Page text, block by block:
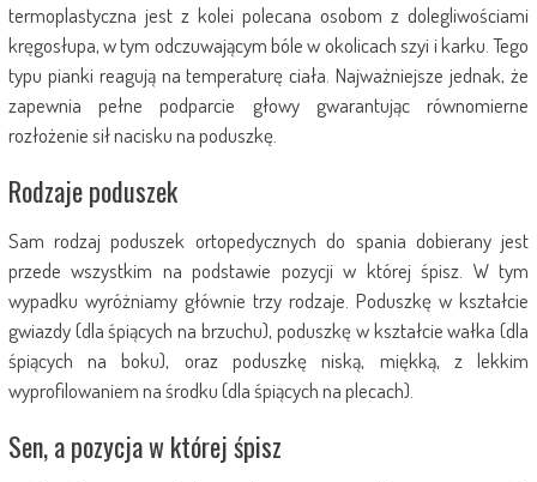
termoplastyczna jest z kolei polecana osobom z dolegliwościami
kręgosłupa, w tym odczuwającym bóle w okolicach szyi i karku. Tego
typu pianki reagują na temperaturę ciała. Najważniejsze jednak, że
zapewnia pełne podparcie głowy gwarantując równomierne
rozłożenie sił nacisku na poduszkę.
Rodzaje poduszek
Sam rodzaj poduszek ortopedycznych do spania dobierany jest
przede wszystkim na podstawie pozycji w której śpisz. W tym
wypadku wyróżniamy głównie trzy rodzaje. Poduszkę w kształcie
gwiazdy (dla śpiących na brzuchu), poduszkę w kształcie wałka (dla
śpiących na boku), oraz poduszkę niską, miękką, z lekkim
wyprofilowaniem na środku (dla śpiących na plecach).
Sen, a pozycja w której śpisz